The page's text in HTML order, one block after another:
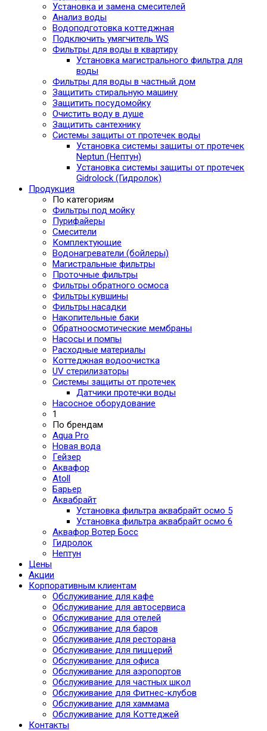
Установка и замена смесителей
Анализ воды
Водоподготовка коттеджная
Подключить умягчитель WS
Фильтры для воды в квартиру
Установка магистрального фильтра для
воды
Фильтры для воды в частный дом
Защитить стиральную машину
Защитить посудомойку
Очистить воду в душе
Защитить сантехнику
Системы защиты от протечек воды
Установка системы защиты от протечек
Neptun (Нептун)
Установка системы защиты от протечек
Gidrolock (Гидролок)
Продукция
По категориям
Фильтры под мойку
Пурифайеры
Смесители
Комплектующие
Водонагреватели (бойлеры)
Магистральные фильтры
Проточные фильтры
Фильтры обратного осмоса
Фильтры кувшины
Фильтры насадки
Накопительные баки
Обратноосмотические мембраны
Насосы и помпы
Расходные материалы
Коттеджная водоочистка
UV стерилизаторы
Системы защиты от протечек
Датчики протечки воды
Насосное оборудование
1
По брендам
Aqua Pro
Новая вода
Гейзер
Аквафор
Atoll
Барьер
Аквабрайт
Установка фильтра аквабрайт осмо 5
Установка фильтра аквабрайт осмо 6
Аквафор Вотер Босс
Гидролок
Нептун
Цены
Акции
Корпоративным клиентам
Обслуживание для кафе
Обслуживание для автосервиса
Обслуживание для отелей
Обслуживание для баров
Обслуживание для ресторана
Обслуживание для пиццерий
Обслуживание для офиса
Обслуживание для аэропортов
Обслуживание для частных школ
Обслуживание для Фитнес-клубов
Обслуживание для хаммама
Обслуживание для Коттеджей
Контакты